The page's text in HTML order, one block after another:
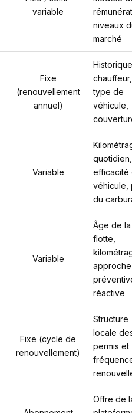
variable
niveaux
marché
Fixe
(renouvellement
annuel)
Historique
type de
véhicule,
Variable
quotidien,
efficacité
véhicule,
du
Variable
Âge de la
flotte,
approche
réactive
Fixe (cycle de
renouvellement)
Structure
locale
permis et
Offre de